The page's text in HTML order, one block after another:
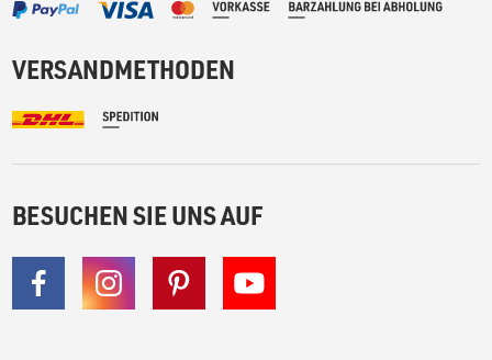
VERSANDMETHODEN
BESUCHEN SIE UNS AUF